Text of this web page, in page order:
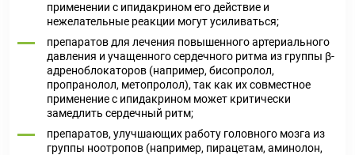
применении с ипидакрином его действие и
нежелательные реакции могут усиливаться;
препаратов для лечения повышенного артериального
давления и учащенного сердечного ритма из группы β-
адреноблокаторов (например, бисопролол,
пропранолол, метопролол), так как их совместное
применение с ипидакрином может критически
замедлить сердечный ритм;
препаратов, улучшающих работу головного мозга из
группы ноотропов (например, пирацетам, аминолон,